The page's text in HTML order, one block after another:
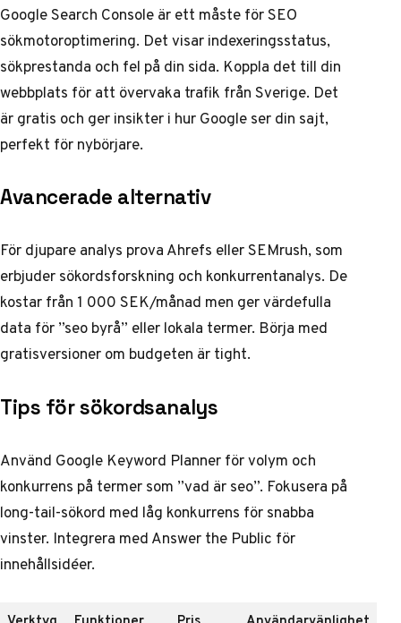
Google Search Console är ett måste för SEO
sökmotoroptimering. Det visar indexeringsstatus,
sökprestanda och fel på din sida. Koppla det till din
webbplats för att övervaka trafik från Sverige. Det
är gratis och ger insikter i hur Google ser din sajt,
perfekt för nybörjare.
Avancerade alternativ
För djupare analys prova Ahrefs eller SEMrush, som
erbjuder sökordsforskning och konkurrentanalys. De
kostar från 1 000 SEK/månad men ger värdefulla
data för ”seo byrå” eller lokala termer. Börja med
gratisversioner om budgeten är tight.
Tips för sökordsanalys
Använd Google Keyword Planner för volym och
konkurrens på termer som ”vad är seo”. Fokusera på
long-tail-sökord med låg konkurrens för snabba
vinster. Integrera med Answer the Public för
innehållsidéer.